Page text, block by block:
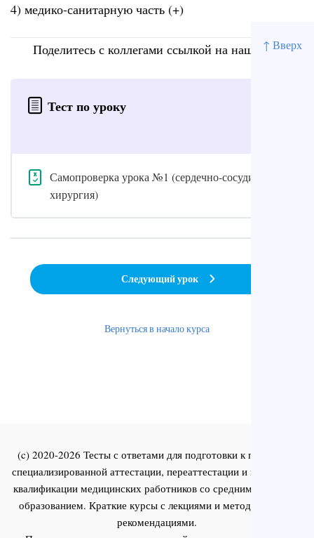
↑ Вверх
4) медико-санитарную часть (+)
Поделитесь с коллегами ссылкой на наш сайт
Тест по уроку
Самопроверка урока №1 (сердечно-сосудистая
хирургия)
Вернуться в начало курса
Следующий урок
(c) 2020-2026 Тесты с ответами для подготовки к первичной
специализированной аттестации, переаттестации и повышения
квалификации медицинских работников со средним и высшим
образованием. Краткие курсы с лекциями и методическими
рекомендациями.